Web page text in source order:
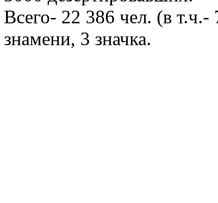
Всего- 22 386 чел. (в
знамени, 3 значка.